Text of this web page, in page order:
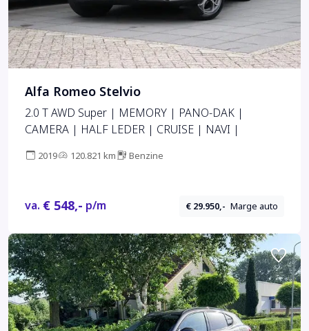
Alfa Romeo Stelvio
2.0 T AWD Super | MEMORY | PANO-DAK |
CAMERA | HALF LEDER | CRUISE | NAVI |
2019 120.821 km Benzine
va. € 548,- p/m € 29.950,- Marge auto